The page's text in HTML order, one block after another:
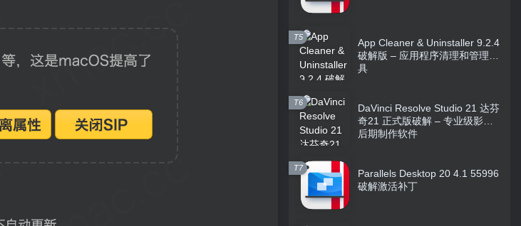
App Cleaner & Uninstaller 9.2.4
破解版 – 应用程序清理和管理工
具
T5
DaVinci Resolve Studio 21 达芬
奇21 正式版破解 – 专业级影视
后期制作软件
T6
Parallels Desktop 20 4.1 55996
破解激活补丁
T7